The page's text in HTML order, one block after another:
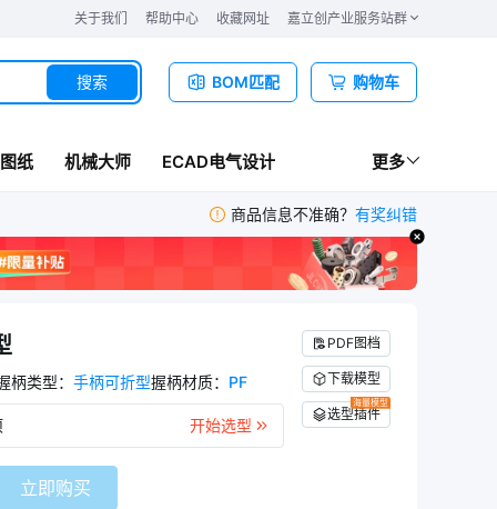
关于我们 帮助中心 收藏网址 嘉立创产业服务站群
BOM匹配 购物车
搜索
纸 机械大师 ECAD电气设计 更多
商品信息不准确？ 有奖纠错
柄类型： 手柄可折型握柄材质： PF
开始选型
立即购买
PDF图档
下载模型
海量模型
选型插件